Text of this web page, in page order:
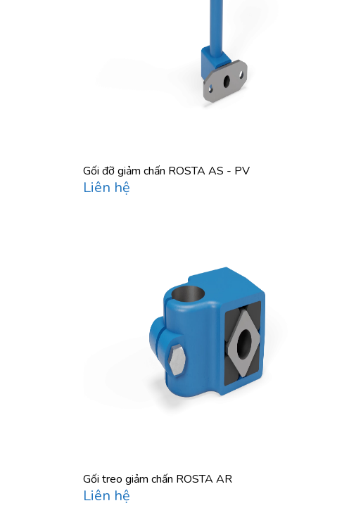
Gối đỡ giảm chấn ROSTA AS - PV
Liên hệ
Gối treo giảm chấn ROSTA AR
Liên hệ